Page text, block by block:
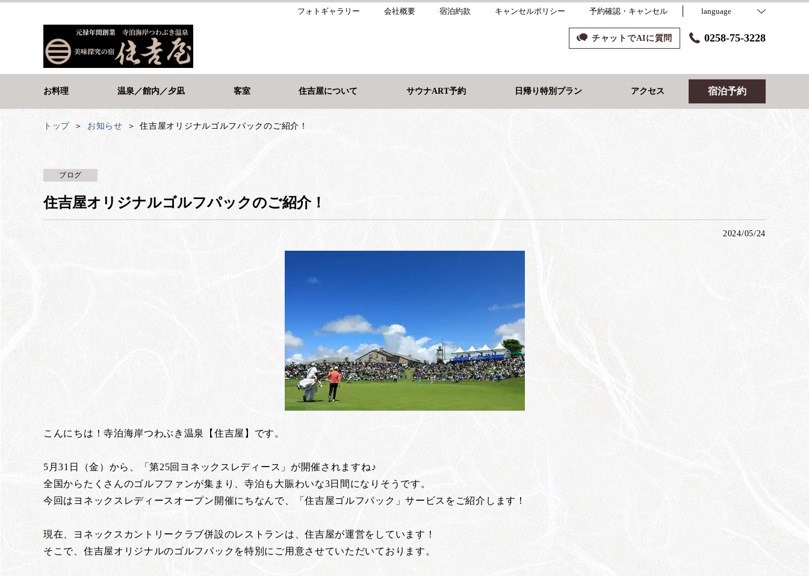
フォトギャラリー 会社概要 宿泊約款 キャンセルポリシー 予約確認・キャンセル language
チャットでAIに質問 0258-75-3228
お料理 温泉／館内／夕凪 客室 住吉屋について サウナART予約 日帰り特別プラン アクセス 宿泊予約
トップ お知らせ 住吉屋オリジナルゴルフパックのご紹介！
ブログ
住吉屋オリジナルゴルフパックのご紹介！
2024/05/24
こんにちは！寺泊海岸つわぶき温泉【住吉屋】です。
5月31日（金）から、「第25回ヨネックスレディース」が開催されますね♪
全国からたくさんのゴルフファンが集まり、寺泊も大賑わいな3日間になりそうです。
今回はヨネックスレディースオープン開催にちなんで、「住吉屋ゴルフパック」サービスをご紹介します！
現在、ヨネックスカントリークラブ併設のレストランは、住吉屋が運営をしています！
そこで、住吉屋オリジナルのゴルフパックを特別にご用意させていただいております。